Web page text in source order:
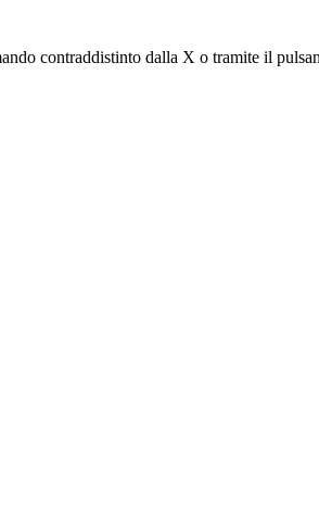
contraddistinto dalla X o tramite il